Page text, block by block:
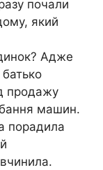
почали
який
Адже
продажу
машин.
порадила